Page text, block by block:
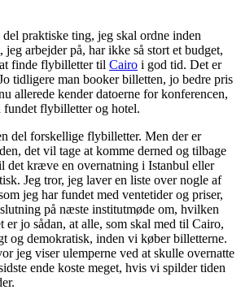
praktiske ting, jeg skal ordne inden
arbejder på, har ikke så stort et budget,
finde flybilletter til Cairo i god tid. Det er
tidligere man booker billetten, jo bedre pris
allerede kender datoerne for konferencen,
fundet flybilletter og hotel.
del forskellige flybilletter. Men der er
det vil tage at komme derned og tilbage
kræve en overnatning i Istanbul eller
Jeg tror, jeg laver en liste over nogle af
jeg har fundet med ventetider og priser,
på næste institutmøde om, hvilken
jo sådan, at alle, som skal med til Cairo,
og demokratisk, inden vi køber billetterne.
jeg viser ulemperne ved at skulle overnatte
ende koste meget, hvis vi spilder tiden